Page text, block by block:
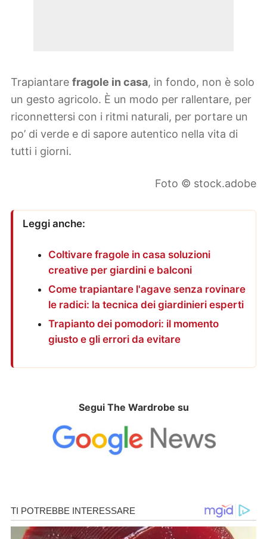
Trapiantare fragole in casa, in fondo, non è solo
un gesto agricolo. È un modo per rallentare, per
riconnettersi con i ritmi naturali, per portare un
po’ di verde e di sapore autentico nella vita di
tutti i giorni.
Foto © stock.adobe
Leggi anche:
Coltivare fragole in casa soluzioni
creative per giardini e balconi
Come trapiantare l'agave senza rovinare
le radici: la tecnica dei giardinieri esperti
Trapianto dei pomodori: il momento
giusto e gli errori da evitare
Segui The Wardrobe su